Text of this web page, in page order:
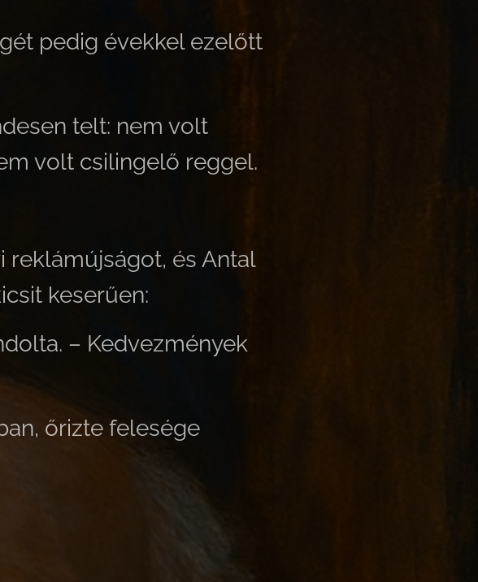
pedig évekkel ezelőtt
telt: nem volt
volt csilingelő reggel.
reklámújságot, és Antal
keserűen:
– Kedvezmények
őrizte felesége